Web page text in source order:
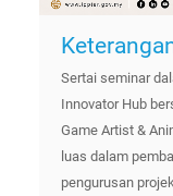
Sertai seminar
Innovator Hub
Game Artist &
luas dalam
pengurusan